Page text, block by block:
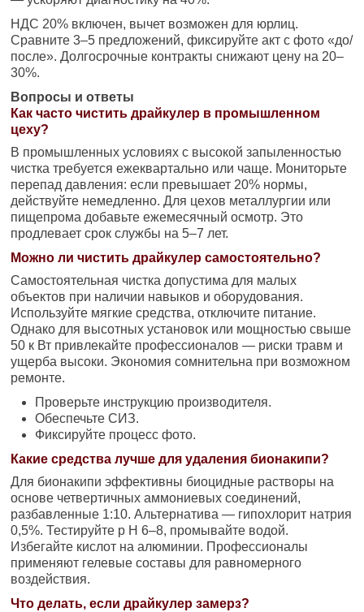
НДС 20% включен, вычет возможен для юрлиц.
Сравните 3–5 предложений, фиксируйте акт с фото «до/
после». Долгосрочные контракты снижают цену на 20–
30%.
Вопросы и ответы
Как часто чистить драйкулер в промышленном
цеху?
В промышленных условиях с высокой запыленностью
чистка требуется ежеквартально или чаще. Мониторьте
перепад давления: если превышает 20% нормы,
действуйте немедленно. Для цехов металлургии или
пищепрома добавьте ежемесячный осмотр. Это
продлевает срок службы на 5–7 лет.
Можно ли чистить драйкулер самостоятельно?
Самостоятельная чистка допустима для малых
объектов при наличии навыков и оборудования.
Используйте мягкие средства, отключите питание.
Однако для высотных установок или мощностью свыше
50 к Вт привлекайте профессионалов — риски травм и
ущерба высоки. Экономия сомнительна при возможном
ремонте.
Проверьте инструкцию производителя.
Обеспечьте СИЗ.
Фиксируйте процесс фото.
Какие средства лучше для удаления бионакипи?
Для бионакипи эффективны биоцидные растворы на
основе четвертичных аммониевых соединений,
разбавленные 1:10. Альтернатива — гипохлорит натрия
0,5%. Тестируйте p H 6–8, промывайте водой.
Избегайте кислот на алюминии. Профессионалы
применяют гелевые составы для равномерного
воздействия.
Что делать, если драйкулер замерз?